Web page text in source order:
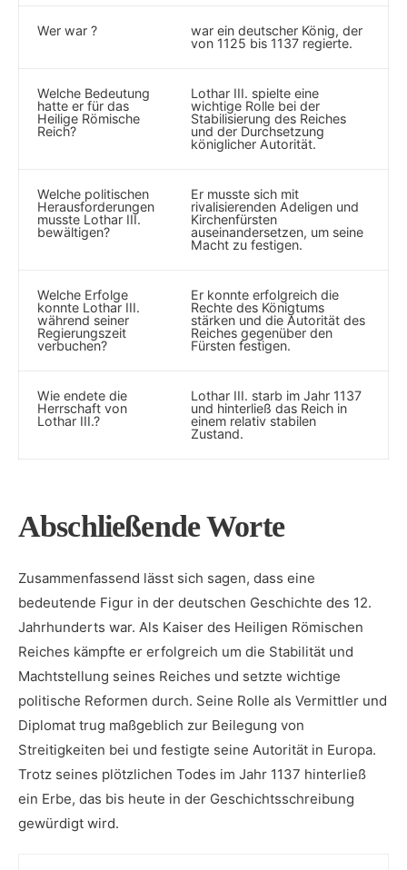
Wer war ?
war ein deutscher ​König, der
von 1125 ‍bis ⁣1137 regierte.
Welche Bedeutung
‌hatte er für das
Heilige Römische
Reich?
Lothar III. spielte eine
⁤wichtige Rolle bei der
Stabilisierung​ des Reiches
‍und der Durchsetzung
königlicher Autorität.
Welche politischen⁣
Herausforderungen
musste Lothar III.
bewältigen?
Er musste ​sich mit
rivalisierenden Adeligen und
Kirchenfürsten
auseinandersetzen,⁤ um seine⁤
Macht zu festigen.
Welche ⁤Erfolge
konnte Lothar III.
während ​seiner
Regierungszeit
verbuchen?
Er konnte erfolgreich die
Rechte des Königtums
stärken und die Autorität ​des
Reiches gegenüber​ den
Fürsten ⁤festigen.
Wie endete‍ die
Herrschaft⁤ von⁤
Lothar III.?
Lothar III. starb im Jahr ‍1137
und hinterließ das Reich in
einem relativ stabilen
Zustand.
Abschließende Worte
Zusammenfassend lässt sich sagen, dass eine
bedeutende Figur in der deutschen Geschichte des 12.
Jahrhunderts war. Als Kaiser des Heiligen Römischen
Reiches kämpfte er erfolgreich um die Stabilität und⁢
Machtstellung seines Reiches und setzte ‌wichtige
politische Reformen durch. ​Seine Rolle als Vermittler und
Diplomat trug maßgeblich zur Beilegung von
Streitigkeiten bei ‌und festigte seine Autorität in Europa.
Trotz seines plötzlichen Todes im Jahr 1137 hinterließ
ein Erbe, ⁣das bis heute in der Geschichtsschreibung
gewürdigt wird.